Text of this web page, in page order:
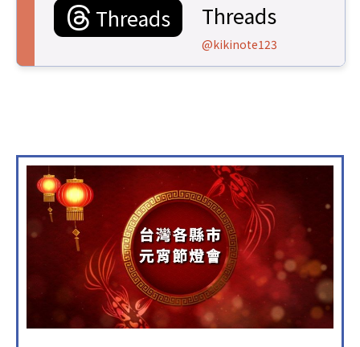
Threads Threads
@kikinote123